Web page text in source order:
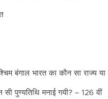
बंगाल भारत का कौन सा राज्य
पुण्यतिथि मनाई गयी? – 126 वीं